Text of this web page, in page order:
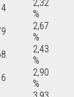
2,32
%
2,67
%
2,43
%
2,90
%